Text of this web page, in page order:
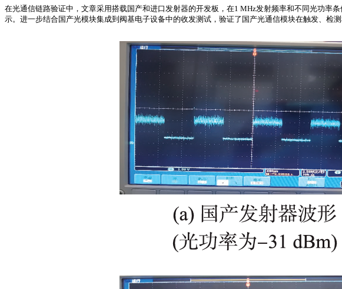
在光通信链路验证中，文章采用搭载国产和进口发射器的开发板，在1 MHz发射频率和不同光功
示。进一步结合国产光模块集成到阀基电子设备中的收发测试，验证了国产光通信模块在触发、检测